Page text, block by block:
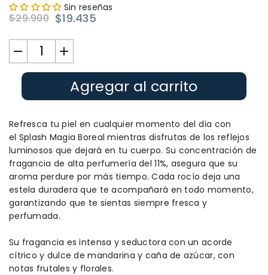
Sin reseñas
Precio
habitual
$29.900 $19.435
Agregar al carrito
Refresca tu piel en cualquier momento del día con
el Splash Magia Boreal mientras disfrutas de los reflejos
luminosos que dejará en tu cuerpo. Su concentración de
fragancia de alta perfumería del 11%, asegura que su
aroma perdure por más tiempo. Cada rocío deja una
estela duradera que te acompañará en todo momento,
garantizando que te sientas siempre fresca y
perfumada.
Su fragancia es intensa y seductora con un acorde
cítrico y dulce de mandarina y caña de azúcar, con
notas frutales y florales.